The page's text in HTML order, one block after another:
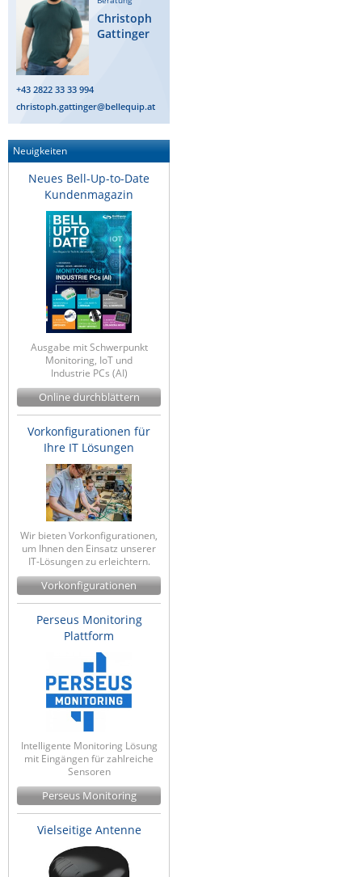
Christoph
Gattinger
+43 2822 33 33 994
christoph.gattinger@bellequip.at
Neuigkeiten
Neues Bell-Up-to-Date
Kundenmagazin
Ausgabe mit Schwerpunkt
Monitoring, IoT und
Industrie PCs (AI)
Online durchblättern
Vorkonfigurationen für
Ihre IT Lösungen
Wir bieten Vorkonfigurationen,
um Ihnen den Einsatz unserer
IT-Lösungen zu erleichtern.
Vorkonfigurationen
Perseus Monitoring
Plattform
Intelligente Monitoring Lösung
mit Eingängen für zahlreiche
Sensoren
Perseus Monitoring
Vielseitige Antenne